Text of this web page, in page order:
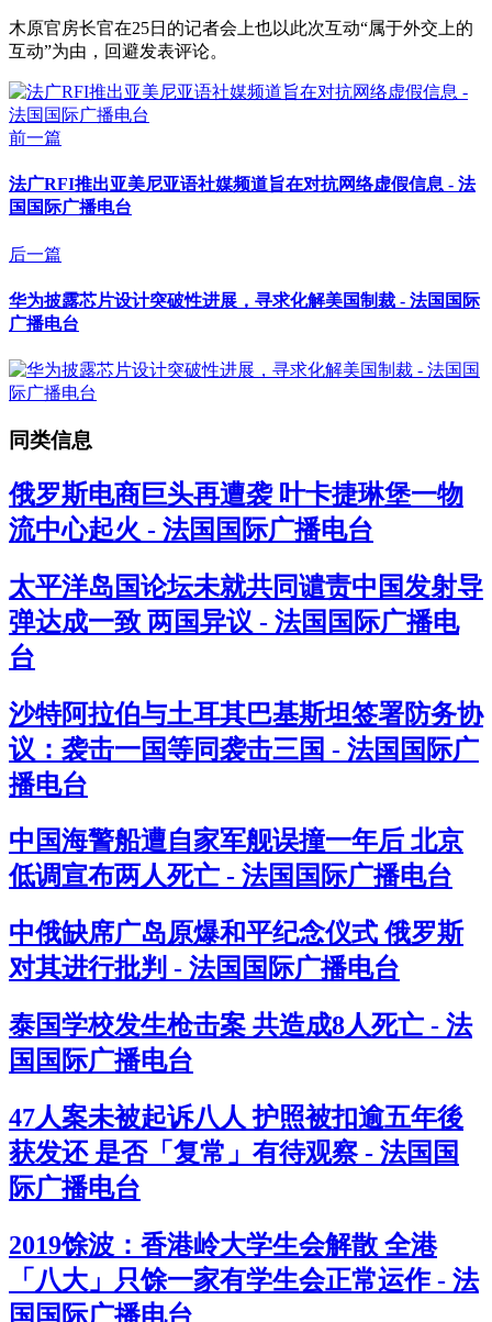
木原官房长官在25日的记者会上也以此次互动“属于外交上的
互动”为由，回避发表评论。
前一篇
法广RFI推出亚美尼亚语社媒频道旨在对抗网络虚假信息 - 法
国国际广播电台
后一篇
华为披露芯片设计突破性进展，寻求化解美国制裁 - 法国国际
广播电台
同类信息
俄罗斯电商巨头再遭袭 叶卡捷琳堡一物
流中心起火 - 法国国际广播电台
太平洋岛国论坛未就共同谴责中国发射导
弹达成一致 两国异议 - 法国国际广播电
台
沙特阿拉伯与土耳其巴基斯坦签署防务协
议：袭击一国等同袭击三国 - 法国国际广
播电台
中国海警船遭自家军舰误撞一年后 北京
低调宣布两人死亡 - 法国国际广播电台
中俄缺席广岛原爆和平纪念仪式 俄罗斯
对其进行批判 - 法国国际广播电台
泰国学校发生枪击案 共造成8人死亡 - 法
国国际广播电台
47人案未被起诉八人 护照被扣逾五年後
获发还 是否「复常」有待观察 - 法国国
际广播电台
2019馀波：香港岭大学生会解散 全港
「八大」只馀一家有学生会正常运作 - 法
国国际广播电台